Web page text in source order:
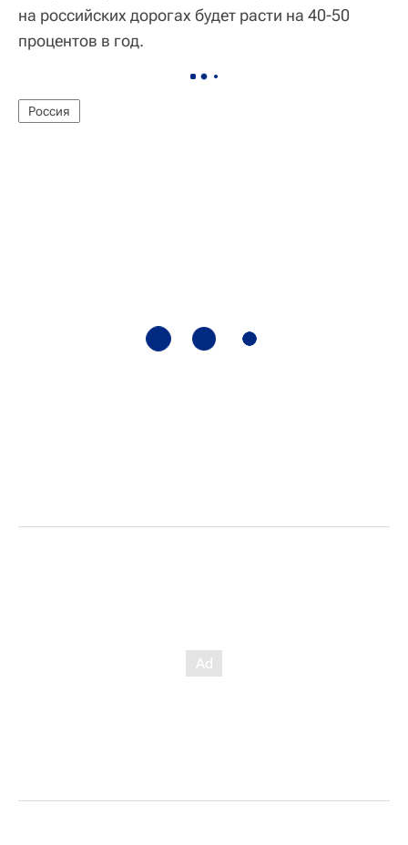
на российских дорогах будет расти на 40-50
процентов в год.
Россия